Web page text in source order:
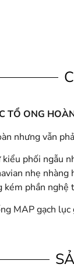
TỔ ONG
nhưng vẫn
phối ngẫu
nhẹ
kém phần nghệ
MAP gạch